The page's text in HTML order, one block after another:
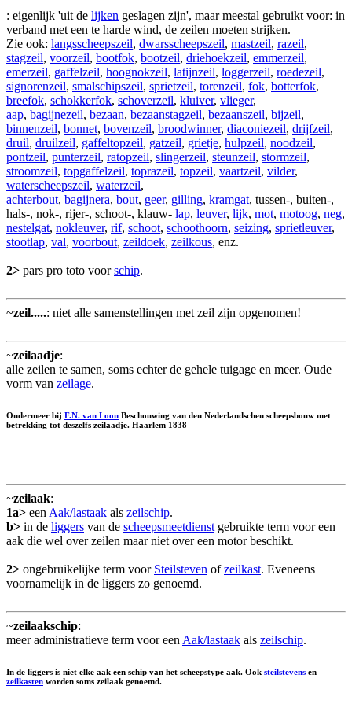
: eigenlijk 'uit de lijken geslagen zijn', maar meestal gebruikt voor: in
verband met een te harde wind, de zeilen moeten strijken.
Zie ook: langsscheepszeil, dwarsscheepszeil, mastzeil, razeil,
stagzeil, voorzeil, bootfok, bootzeil, driehoekzeil, emmerzeil,
emerzeil, gaffelzeil, hoognokzeil, latijnzeil, loggerzeil, roedezeil,
signorenzeil, smalschipszeil, sprietzeil, torenzeil, fok, botterfok,
breefok, schokkerfok, schoverzeil, kluiver, vlieger,
aap, bagijnezeil, bezaan, bezaanstagzeil, bezaanszeil, bijzeil,
binnenzeil, bonnet, bovenzeil, broodwinner, diaconiezeil, drijfzeil,
druil, druilzeil, gaffeltopzeil, gatzeil, grietje, hulpzeil, noodzeil,
pontzeil, punterzeil, ratopzeil, slingerzeil, steunzeil, stormzeil,
stroomzeil, topgaffelzeil, toprazeil, topzeil, vaartzeil, vilder,
waterscheepszeil, waterzeil,
achterbout, bagijnera, bout, geer, gilling, kramgat, tussen-, buiten-,
hals-, nok-, rijer-, schoot-, klauw- lap, leuver, lijk, mot, motoog, neg,
nestelgat, nokleuver, rif, schoot, schoothoorn, seizing, sprietleuver,
stootlap, val, voorbout, zeildoek, zeilkous, enz.
2> pars pro toto voorschip.
~zeil.....: niet alle samenstellingen met zeil zijn opgenomen!
~zeilaadje:
alle zeilen te samen, soms echter de gehele tuigage en meer. Oude
vorm van zeilage.
Ondermeer bij F.N. van Loon Beschouwing van den Nederlandschen scheepsbouw met
betrekking tot deszelfs zeilaadje. Haarlem 1838
~zeilaak:
1a> een Aak/lastaak als zeilschip.
b> in de liggers van de scheepsmeetdienst gebruikte term voor een
aak die wel over zeilen maar niet over een motor beschikt.
2> ongebruikelijke term voor Steilsteven ofzeilkast. Eveneens
voornamelijk in de liggers zo genoemd.
~zeilaakschip:
meer administratieve term voor een Aak/lastaak als zeilschip.
In de liggers is niet elke aak een schip van het scheepstype aak. Ook steilstevens en
zeilkasten worden soms zeilaak genoemd.